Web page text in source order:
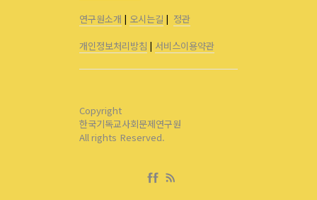
연구원소개 | 오시는길 | 정관
개인정보처리방침 | 서비스이용약관
Copyright
한국기독교사회문제연구원
All rights Reserved.